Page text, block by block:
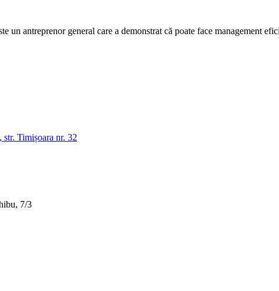
antreprenor general care a demonstrat că poate face management
Timișoara nr. 32
7/3